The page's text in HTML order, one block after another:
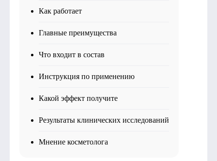
Как работает
Главные преимущества
Что входит в состав
Инструкция по применению
Какой эффект получите
Результаты клинических исследований
Мнение косметолога